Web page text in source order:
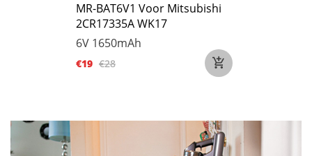
MR-BAT6V1 Voor Mitsubishi
2CR17335A WK17
6V 1650mAh
€19 €28